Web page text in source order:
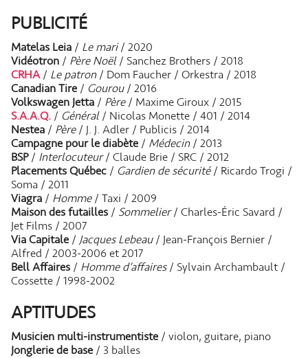
PUBLICITÉ
Matelas Leia/ Le mari/ 2020
Vidéotron/ Père Noël/ Sanchez Brothers / 2018
CRHA/ Le patron/ Dom Faucher / Orkestra / 2018
Canadian Tire/ Gourou/ 2016
Volkswagen Jetta/ Père/ Maxime Giroux / 2015
S.A.A.Q./ Général/ Nicolas Monette / 401 / 2014
Nestea/ Père/ J. J. Adler / Publicis / 2014
Campagne pour le diabète/ Médecin/ 2013
BSP/ Interlocuteur/ Claude Brie / SRC / 2012
Placements Québec/ Gardien de sécurité/ Ricardo Trogi /
Soma / 2011
Viagra/ Homme/ Taxi / 2009
Maison des futailles/ Sommelier/ Charles-Éric Savard /
Jet Films / 2007
Via Capitale/ Jacques Lebeau/ Jean-François Bernier /
Alfred / 2003-2006 et 2017
Bell Affaires/ Homme d’affaires/ Sylvain Archambault /
Cossette / 1998-2002
APTITUDES
Musicien multi-instrumentiste/ violon, guitare, piano
Jonglerie de base/ 3 balles